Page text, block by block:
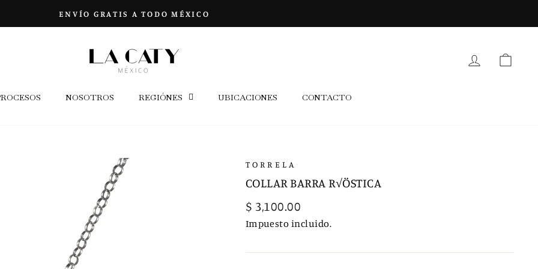
pausa
ENVÍO GRATIS A TODO MÉXICO
INGRESAR
NOSOTROS REGIÓNES UBICACIONES CONTACTO
TORRELA
COLLAR BARRA R√ÖSTICA
Precio
habitual
$ 3,100.00
Impuesto incluido.